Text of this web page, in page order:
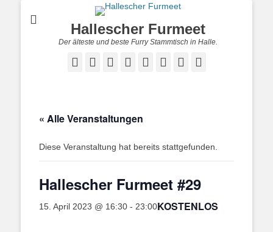
Hallescher Furmeet
Der älteste und beste Furry Stammtisch in Halle.
Facebook
Twitter Feed YouTubeInstagram
Reddit
« Alle Veranstaltungen
Diese Veranstaltung hat bereits stattgefunden.
Hallescher Furmeet #29
15. April 2023 @ 16:30 - 23:00KOSTENLOS